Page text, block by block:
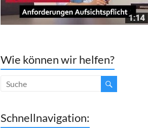
Wie können wir helfen?
Schnellnavigation: